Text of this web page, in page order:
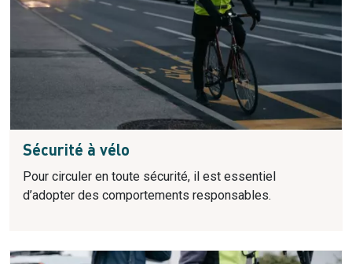
Sécurité à vélo
Pour circuler en toute sécurité, il est essentiel
d’adopter des comportements responsables.